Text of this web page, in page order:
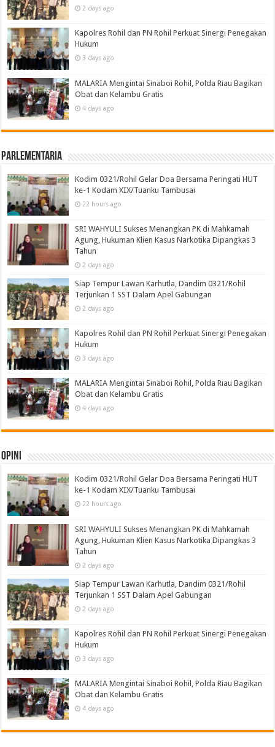
2 days ago
Kapolres Rohil dan PN Rohil Perkuat Sinergi Penegakan
Hukum
3 days ago
MALARIA Mengintai Sinaboi Rohil, Polda Riau Bagikan
Obat dan Kelambu Gratis
4 days ago
Parlementaria
Kodim 0321/Rohil Gelar Doa Bersama Peringati HUT
ke-1 Kodam XIX/Tuanku Tambusai
22 hours ago
SRI WAHYULI Sukses Menangkan PK di Mahkamah
Agung, Hukuman Klien Kasus Narkotika Dipangkas 3
Tahun
2 days ago
Siap Tempur Lawan Karhutla, Dandim 0321/Rohil
Terjunkan 1 SST Dalam Apel Gabungan
2 days ago
Kapolres Rohil dan PN Rohil Perkuat Sinergi Penegakan
Hukum
3 days ago
MALARIA Mengintai Sinaboi Rohil, Polda Riau Bagikan
Obat dan Kelambu Gratis
4 days ago
Opini
Kodim 0321/Rohil Gelar Doa Bersama Peringati HUT
ke-1 Kodam XIX/Tuanku Tambusai
22 hours ago
SRI WAHYULI Sukses Menangkan PK di Mahkamah
Agung, Hukuman Klien Kasus Narkotika Dipangkas 3
Tahun
2 days ago
Siap Tempur Lawan Karhutla, Dandim 0321/Rohil
Terjunkan 1 SST Dalam Apel Gabungan
2 days ago
Kapolres Rohil dan PN Rohil Perkuat Sinergi Penegakan
Hukum
3 days ago
MALARIA Mengintai Sinaboi Rohil, Polda Riau Bagikan
Obat dan Kelambu Gratis
4 days ago